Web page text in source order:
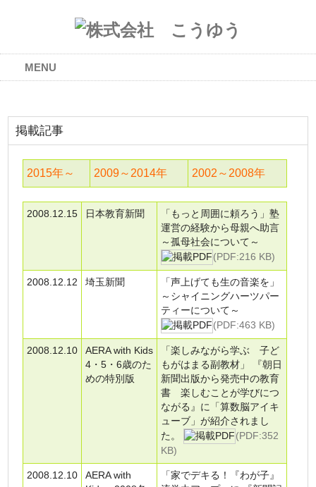
MENU
掲載記事
2015年～ 2009～2014年 2002～2008年
2008.12.15 日本教育新聞
「もっと周囲に頼ろう」塾
運営の経験から母親へ助言
～孤母社会について～
(PDF:216 KB)
2008.12.12 埼玉新聞
「声上げても生の音楽を」
～シャイニングハーツパー
ティーについて～
(PDF:463 KB)
2008.12.10
AERA with Kids
4・5・6歳のた
めの特別版
「楽しみながら学ぶ 子ど
もがはまる副教材」 『朝日
新聞出版から発売中の教育
書 楽しむことが学びにつ
ながる』に「算数脳アイキ
ューブ」が紹介されまし
た。
(PDF:352
KB)
2008.12.10
AERA with
「家でデキる！『わが子』